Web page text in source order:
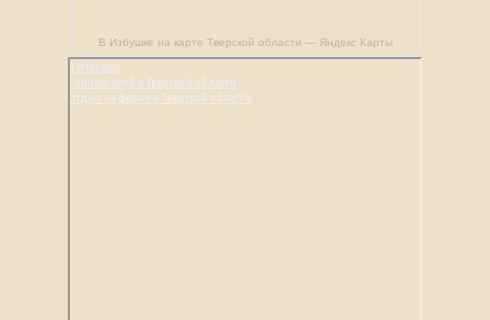
В Избушке на карте Тверской области — Яндекс Карты
В Избушке
Конный клуб в Тверской области
Отдых на ферме в Тверской области